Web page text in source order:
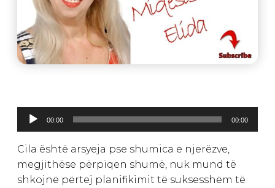
Lojtës
Audiosh
00:00 00:00
Cila është arsyeja pse shumica e njerëzve,
megjithëse përpiqen shumë, nuk mund të
shkojnë përtej planifikimit të suksesshëm të